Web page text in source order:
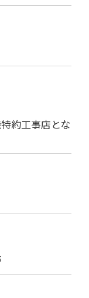
約工事店とな